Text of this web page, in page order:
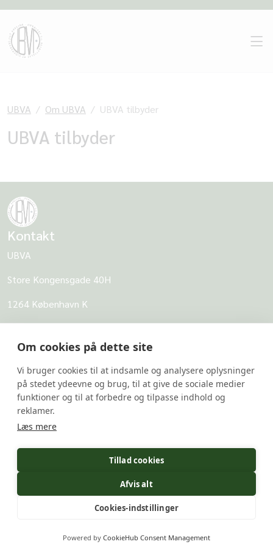
Om cookies på dette site
Vi bruger cookies til at indsamle og analysere oplysninger
på stedet ydeevne og brug, til at give de sociale medier
funktioner og til at forbedre og tilpasse indhold og
reklamer.
Læs mere
Tillad cookies
Afvis alt
Cookies-indstillinger
Powered by CookieHub Consent Management
UBVA Om UBVA UBVA tilbyder
UBVA tilbyder
Kontakt
UBVA
Store Kongensgade 40H
1264 København K
UBVA
Om UBVA
Persondatapolitik for UBVA
Disclaimer - Brug af hjemmesiden
Undersider
UBVA's svarbank
Forskerportalen